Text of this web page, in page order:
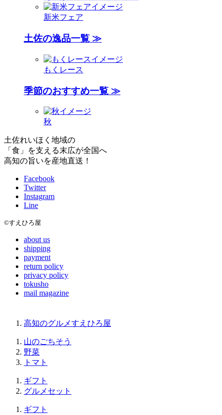
新米フェア
土佐の逸品一覧 ≫
もくレース
季節のおすすめ一覧 ≫
秋
土佐れいほく地域の
「食」を支える末広が全国へ
高知の旨いを産地直送！
Facebook
Twitter
Instagram
Line
©すえひろ屋
about us
shipping
payment
return policy
privacy policy
tokusho
mail magazine
高知のグルメすえひろ屋
山のごちそう
野菜
トマト
ギフト
グルメセット
ギフト